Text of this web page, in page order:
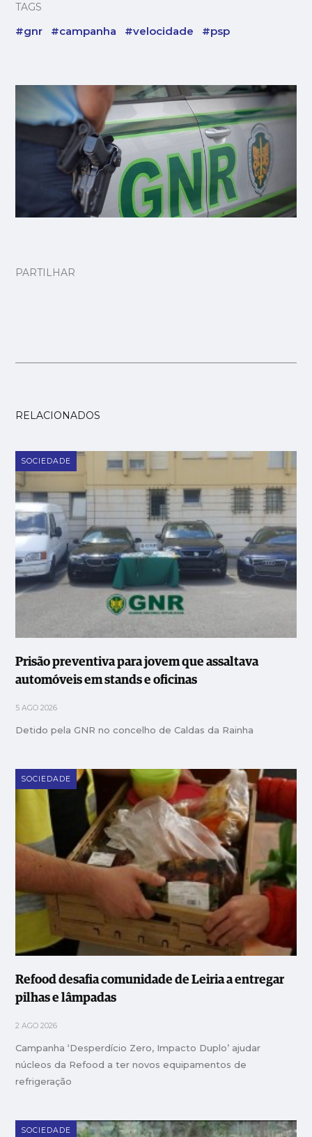
TAGS
#gnr #campanha #velocidade #psp
PARTILHAR
RELACIONADOS
SOCIEDADE
Prisão preventiva para jovem que assaltava
automóveis em stands e oficinas
5 AGO 2026
Detido pela GNR no concelho de Caldas da Rainha
SOCIEDADE
Refood desafia comunidade de Leiria a entregar
pilhas e lâmpadas
2 AGO 2026
Campanha ‘Desperdício Zero, Impacto Duplo’ ajudar
núcleos da Refood a ter novos equipamentos de
refrigeração
SOCIEDADE